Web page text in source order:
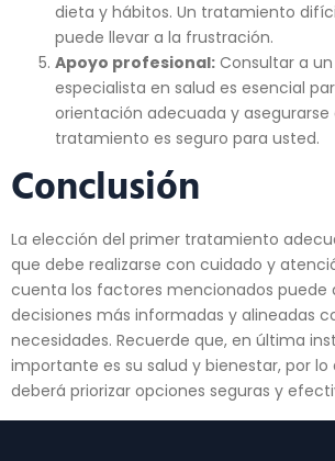
dieta y hábitos. Un tratamiento
puede llevar a la frustración.
Apoyo profesional: Consultar a
especialista en salud es esencial
orientación adecuada y asegurarse
tratamiento es seguro para usted.
Conclusión
La elección del primer tratamiento
que debe realizarse con cuidado y
cuenta los factores mencionados puede
decisiones más informadas y alineadas
necesidades. Recuerde que, en última
importante es su salud y bienestar, por lo
deberá priorizar opciones seguras y